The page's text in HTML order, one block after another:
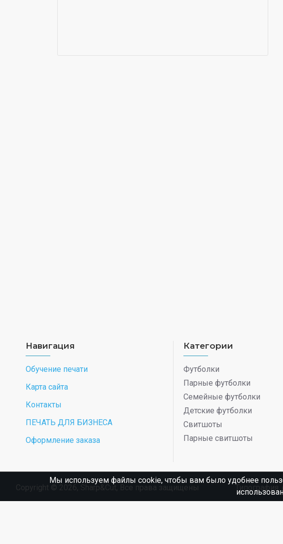
Навигация
Обучение печати
Карта сайта
Контакты
ПЕЧАТЬ ДЛЯ БИЗНЕСА
Оформление заказа
Категории
Футболки
Парные футболки
Семейные футболки
Детские футболки
Свитшоты
Парные свитшоты
Copyright © 2026, Sharp&Cut, Все права защищены
Мы используем файлы cookie, чтобы вам было удобнее